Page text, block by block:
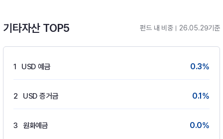
기타자산 TOP5 펀드 내 비중 26.05.29기준
1 USD 예금 0.3%
2 USD 증거금 0.1%
3 원화예금 0.0%